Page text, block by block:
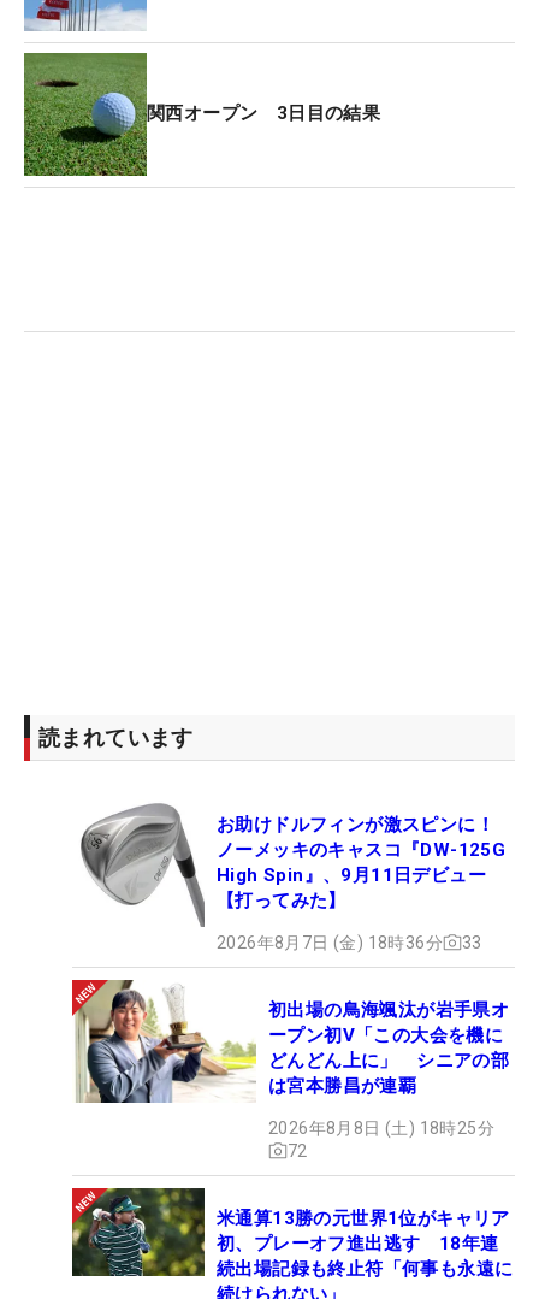
更新。「あしたもう1回という欲を持ってやりた
い」と茶目っ気交じりに意気込む。
昨年11月以来のツアー参戦。しかも地元でのスーパ
ーショットに「光るプレーをみせられたのは、役目
を果たせたというか。帰ってきた意味があった」と
ごく自信にもなりました。8番ホールはカメラもい
なくて寂しかったので（笑）、勝負かかっていると
して戦う久々の一戦。「バーディを獲っていけたら
いいなと思うし、あわよくば優勝争いができたらい
い」と好プレーを地元ファンに誓った。（文・笠井
関西オープン 3日目の結果
読まれています
お助けドルフィンが激スピンに！
ノーメッキのキャスコ『DW-125G
High Spin』、9月11日デビュー
【打ってみた】
2026年8月7日 (金) 18時36分 33
初出場の鳥海颯汰が岩手県オ
ープン初V「この大会を機に
どんどん上に」 シニアの部
は宮本勝昌が連覇
2026年8月8日 (土) 18時25分
72
米通算13勝の元世界1位がキャリア
初、プレーオフ進出逃す 18年連
続出場記録も終止符「何事も永遠に
続けられない」